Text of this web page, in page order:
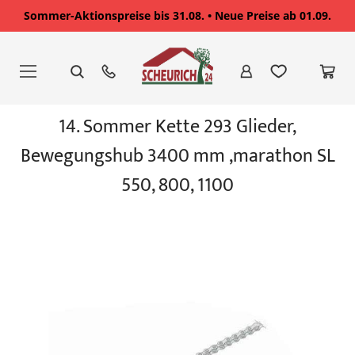
Sommer-Aktionspreise bis 31.08. • Neue Preise ab 01.09.
springen
Bildgalerie
14. Sommer Kette 293 Glieder,
Bewegungshub 3400 mm ,marathon SL
550, 800, 1100